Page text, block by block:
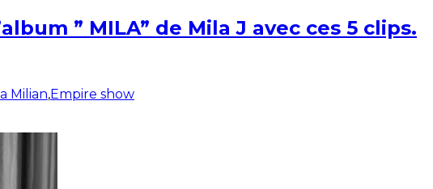
” MILA” de Mila J avec ces 5 clips.
Milian,Empire show